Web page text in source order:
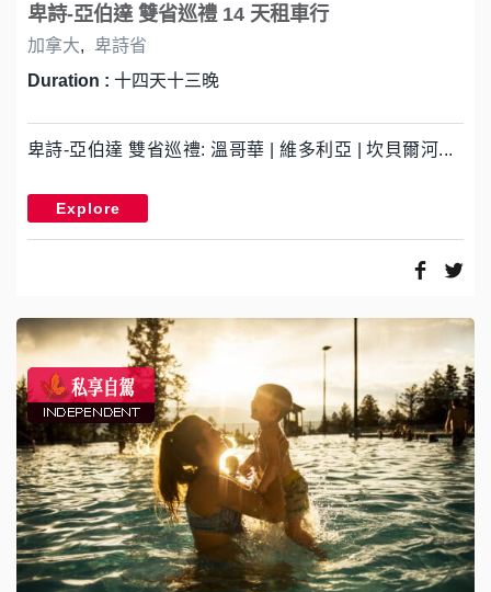
卑詩-亞伯達 雙省巡禮 14 天租車行
加拿大,
卑詩省
Duration : 十四天十三晚
卑詩-亞伯達 雙省巡禮: 溫哥華 | 維多利亞 | 坎貝爾河...
Explore